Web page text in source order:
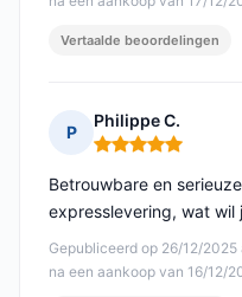
Vertaalde beoordelingen
P
Philippe C.
Opmerking: 5 van
Gepubliceerd op 26/12/2025
na een aankoop van 16/12/
Betrouwbare en
expresslevering, wat wil